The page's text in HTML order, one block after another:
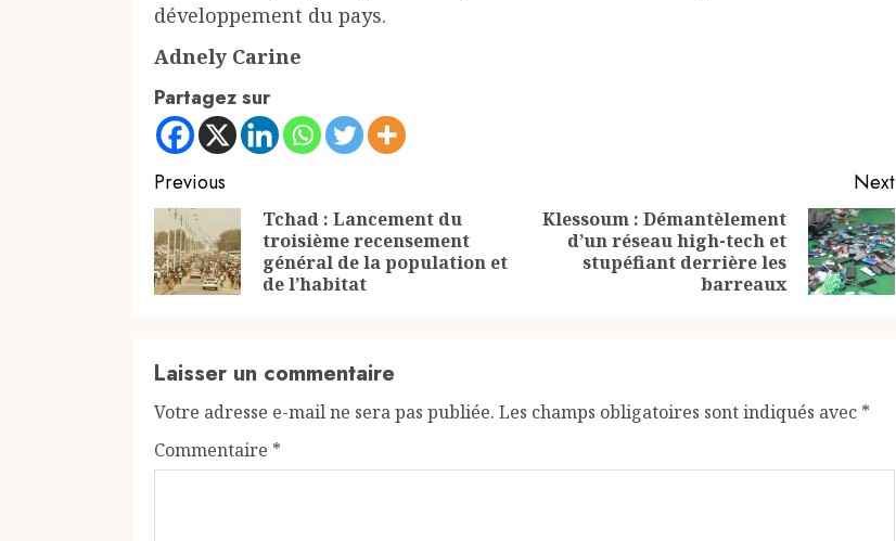
développement du pays.
Adnely Carine
Partagez sur
Continue
Reading
Previous
Previous
Tchad : Lancement du
troisième recensement
général de la population et
de l’habitat
Next
Next
Klessoum : Démantèlement
d’un réseau high-tech et
stupéfiant derrière les
barreaux
Laisser un commentaire
Votre adresse e-mail ne sera pas publiée. Les champs obligatoires sont indiqués avec *
Commentaire *